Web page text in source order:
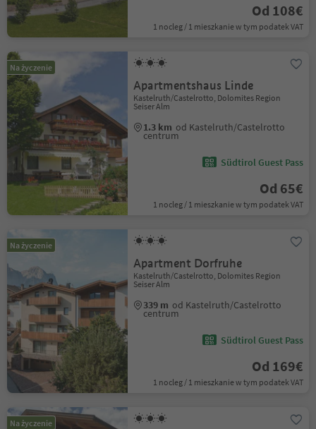
Od 108€
1 nocleg / 1 mieszkanie w tym podatek VAT
Na życzenie
Apartmentshaus Linde
Kastelruth/Castelrotto, Dolomites Region
Seiser Alm
1.3 km od Kastelruth/Castelrotto
centrum
Südtirol Guest Pass
Od 65€
1 nocleg / 1 mieszkanie w tym podatek VAT
Na życzenie
Apartment Dorfruhe
Kastelruth/Castelrotto, Dolomites Region
Seiser Alm
339 m od Kastelruth/Castelrotto
centrum
Südtirol Guest Pass
Od 169€
1 nocleg / 1 mieszkanie w tym podatek VAT
Na życzenie